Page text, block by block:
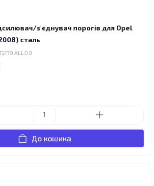
з'єднувач порогів для Opel
сталь
До кошика